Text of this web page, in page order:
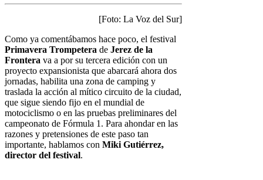
[Foto: La Voz del Sur]
Como ya comentábamos hace poco, el festival
Primavera Trompetera de Jerez de la
Frontera va a por su tercera edición con un
proyecto expansionista que abarcará ahora dos
jornadas, habilita una zona de camping y
traslada la acción al mítico circuito de la ciudad,
que sigue siendo fijo en el mundial de
motociclismo o en las pruebas preliminares del
campeonato de Fórmula 1. Para ahondar en las
razones y pretensiones de este paso tan
importante, hablamos con Miki Gutiérrez,
director del festival.